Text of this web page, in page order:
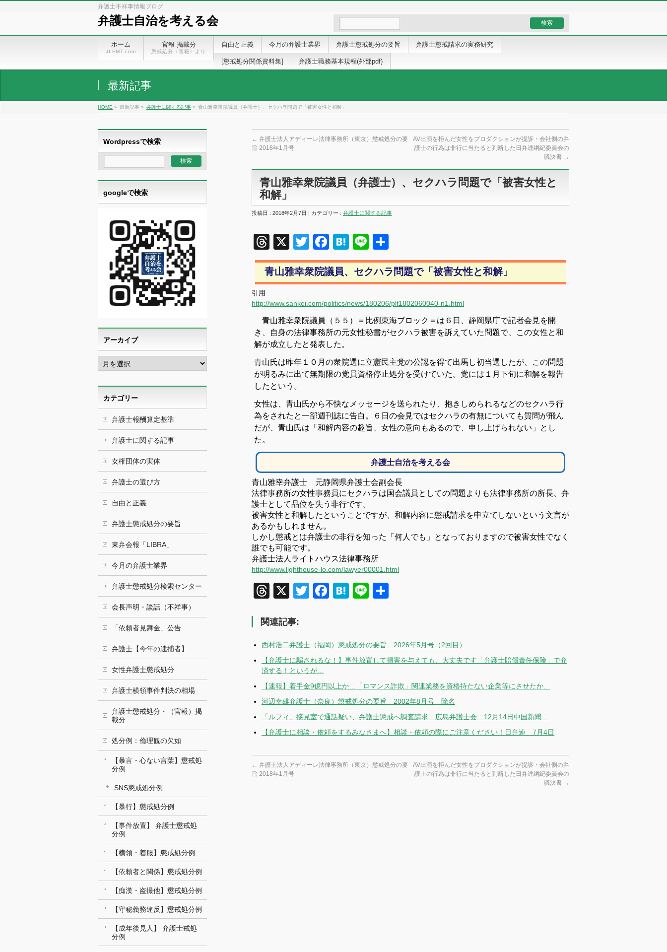
弁護士不祥事情報ブログ
弁護士自治を考える会
ホーム
JLFMT.com
官報 掲載分
懲戒処分（官報）より
自由と正義 今月の弁護士業界 弁護士懲戒処分の要旨 弁護士懲戒請求の実務研究
[懲戒処分関係資料集] 弁護士職務基本規程(外部pdf)
最新記事
HOME » 最新記事 » 弁護士に関する記事 » 青山雅幸衆院議員（弁護士）、セクハラ問題で「被害女性と和解」
← 弁護士法人アディーレ法律事務所（東京）懲戒処分の要
旨 2018年1月号
AV出演を拒んだ女性をプロダクションが提訴・会社側の弁
護士の行為は非行に当たると判断した日弁連綱紀委員会の
議決書 →
青山雅幸衆院議員（弁護士）、セクハラ問題で「被害女性と
和解」
投稿日 : 2018年2月7日 | カテゴリー : 弁護士に関する記事
Threads
X TwitterFacebook
Hatena
Line
有
青山雅幸衆院議員、セクハラ問題で「被害女性と和解」
引用
http://www.sankei.com/politics/news/180206/plt1802060040-n1.html
青山雅幸衆院議員（５５）＝比例東海ブロック＝は６日、静岡県庁で記者会見を開
き、自身の法律事務所の元女性秘書がセクハラ被害を訴えていた問題で、この女性と和
解が成立したと発表した。
青山氏は昨年１０月の衆院選に立憲民主党の公認を得て出馬し初当選したが、この問題
が明るみに出て無期限の党員資格停止処分を受けていた。党には１月下旬に和解を報告
したという。
女性は、青山氏から不快なメッセージを送られたり、抱きしめられるなどのセクハラ行
為をされたと一部週刊誌に告白。６日の会見ではセクハラの有無についても質問が飛ん
だが、青山氏は「和解内容の趣旨、女性の意向もあるので、申し上げられない」とし
た。
弁護士自治を考える会
青山雅幸弁護士 元静岡県弁護士会副会長
法律事務所の女性事務員にセクハラは国会議員としての問題よりも法律事務所の所長、弁
護士として品位を失う非行です。
被害女性と和解したということですが、和解内容に懲戒請求を申立てしないという文言が
あるかもしれません。
しかし懲戒とは弁護士の非行を知った「何人でも」となっておりますので被害女性でなく
誰でも可能です。
弁護士法人ライトハウス法律事務所
http://www.lighthouse-lo.com/lawyer00001.html
Threads
X TwitterFacebook
Hatena
Line
関連記事:
西村浩二弁護士（福岡）懲戒処分の要旨 2026年5月号（2回目）
【弁護士に騙されるな！】事件放置して損害を与えても、大丈夫です「弁護士賠償責任保険」で弁
済する！というが…
【速報】着手金9億円以上か…「ロマンス詐欺」関連業務を資格持たない企業等にさせたか…
河辺幸雄弁護士（奈良）懲戒処分の要旨 2002年8月号 除名
「ルフィ」接見室で通話疑い、弁護士懲戒へ調査請求 広島弁護士会 12月14日中国新聞
【弁護士に相談・依頼をするみなさまへ】相談・依頼の際にご注意ください！日弁連 7月4日
← 弁護士法人アディーレ法律事務所（東京）懲戒処分の要
旨 2018年1月号
AV出演を拒んだ女性をプロダクションが提訴・会社側の弁
護士の行為は非行に当たると判断した日弁連綱紀委員会の
議決書 →
Wordpressで検索
googleで検索
アーカイブ
ア
ー
イ
ブカテゴリー
弁護士報酬算定基準
弁護士に関する記事
女権団体の実体
弁護士の選び方
自由と正義
弁護士懲戒処分の要旨
東弁会報「LIBRA」
今月の弁護士業界
弁護士懲戒処分検索センター
会長声明・談話（不祥事）
「依頼者見舞金」公告
弁護士【今年の逮捕者】
女性弁護士懲戒処分
弁護士横領事件判決の相場
弁護士懲戒処分・（官報）掲
載分
処分例：倫理観の欠如
【暴言・心ない言葉】懲戒処
分例
SNS懲戒処分例
【暴行】懲戒処分例
【事件放置】 弁護士懲戒処
分例
【横領・着服】懲戒処分例
【依頼者と関係】懲戒処分例
【痴漢・盗撮他】懲戒処分例
【守秘義務違反】懲戒処分例
【成年後見人】 弁護士戒処
分例